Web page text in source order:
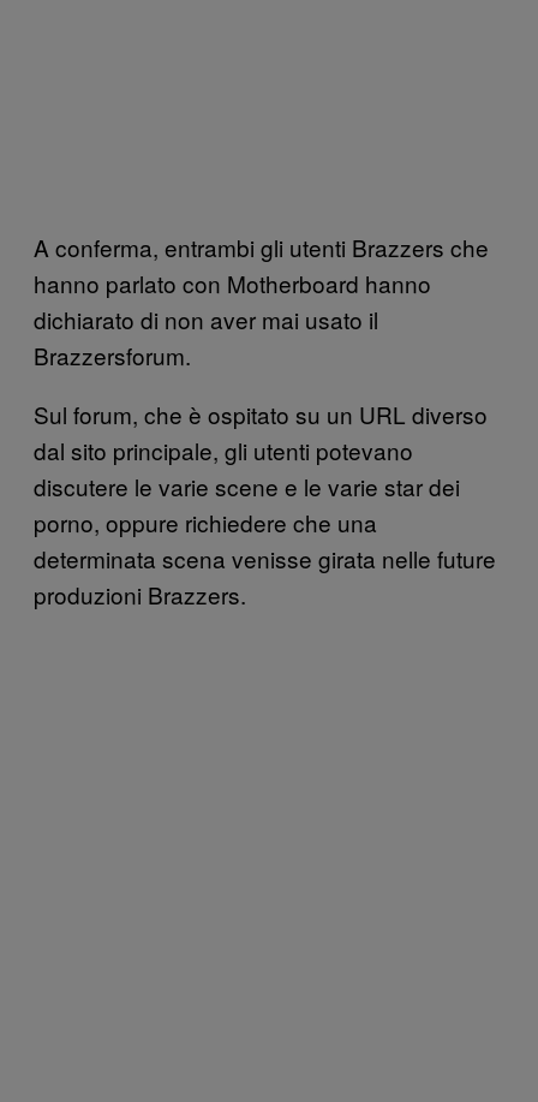
A conferma, entrambi gli utenti Brazzers che
hanno parlato con Motherboard hanno
dichiarato di non aver mai usato il
Brazzersforum.
Sul forum, che è ospitato su un URL diverso
dal sito principale, gli utenti potevano
discutere le varie scene e le varie star dei
porno, oppure richiedere che una
determinata scena venisse girata nelle future
produzioni Brazzers.